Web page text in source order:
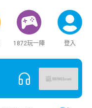
1872玩一陣 登入